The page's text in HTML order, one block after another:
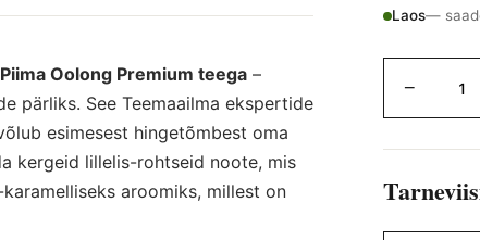
Piima Oolong Premium teega–
pärliks. See Teemaailma ekspertide
esimesest hingetõmbest oma
kergeid lillelis-rohtseid noote, mis
aroomiks, millest on
Laos—
−